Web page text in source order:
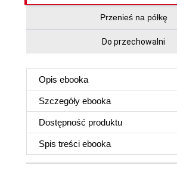
Przenieś na półkę
Do przechowalni
Opis ebooka
Szczegóły ebooka
Dostępność produktu
Spis treści ebooka